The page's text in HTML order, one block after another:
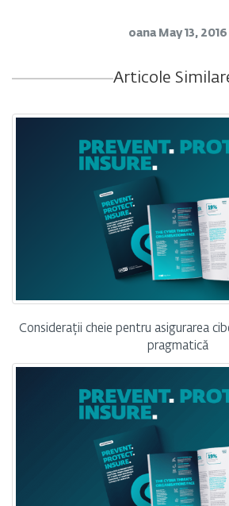
oana May 13, 2016
Articole
Considerații cheie pentru asigurarea
pragmatică